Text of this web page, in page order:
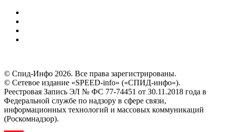
© Спид-Инфо 2026. Все права зарегистрированы.
© Сетевое издание «SPEED-info» («СПИД-инфо»).
Реестровая Запись ЭЛ № ФС 77-74451 от 30.11.2018 года в
Федеральной службе по надзору в сфере связи,
информационных технологий и массовых коммуникаций
(Роскомнадзор).